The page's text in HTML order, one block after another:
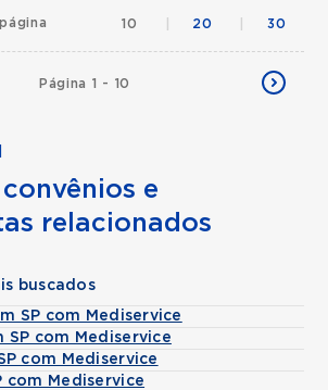
Página 1 - 10
10 20 30
e
relacionados
buscados
SP com Mediservice
com Mediservice
com Mediservice
com Mediservice